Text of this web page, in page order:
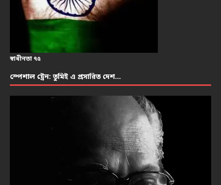
স্বাধীনতা ৭৫
স্পেশাল ট্রেন: তুমিই এ প্রসারিত দেশ…